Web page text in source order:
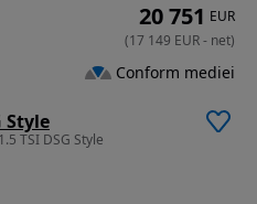
Style
TSI DSG Style
20 751 EUR
(17 149 EUR- net)
Conform mediei